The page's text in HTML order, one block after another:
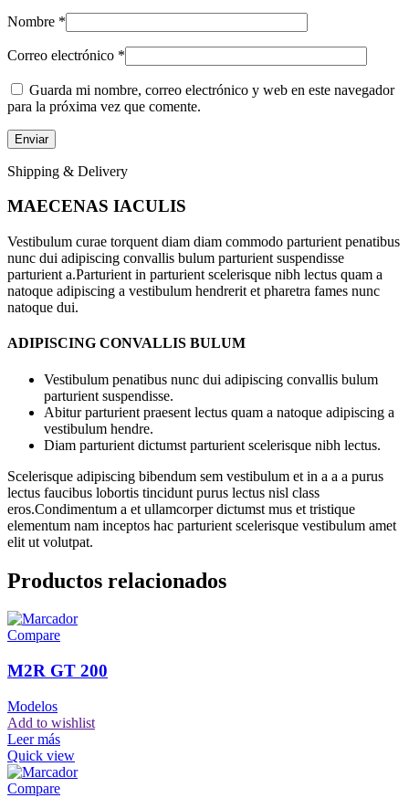
Nombre *
Correo electrónico *
Guarda mi nombre, correo electrónico y web en este navegador
para la próxima vez que comente.
Shipping & Delivery
MAECENAS IACULIS
Vestibulum curae torquent diam diam commodo parturient penatibus
nunc dui adipiscing convallis bulum parturient suspendisse
parturient a.Parturient in parturient scelerisque nibh lectus quam a
natoque adipiscing a vestibulum hendrerit et pharetra fames nunc
natoque dui.
ADIPISCING CONVALLIS BULUM
Vestibulum penatibus nunc dui adipiscing convallis bulum
parturient suspendisse.
Abitur parturient praesent lectus quam a natoque adipiscing a
vestibulum hendre.
Diam parturient dictumst parturient scelerisque nibh lectus.
Scelerisque adipiscing bibendum sem vestibulum et in a a a purus
lectus faucibus lobortis tincidunt purus lectus nisl class
eros.Condimentum a et ullamcorper dictumst mus et tristique
elementum nam inceptos hac parturient scelerisque vestibulum amet
elit ut volutpat.
Productos relacionados
Compare
M2R GT 200
Modelos
Add to wishlist
Leer más
Quick view
Compare